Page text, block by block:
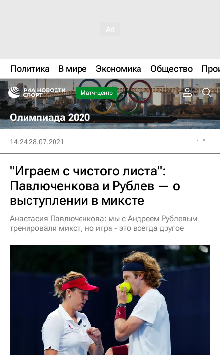
Политика В мире Экономика Общество
Матч-центр
Олимпиада 2020
14:24 28.07.2021
"Играем с чистого листа":
Павлюченкова и Рублев — о
выступлении в миксте
Анастасия Павлюченкова: мы с Андреем Рублевым
тренировали микст, но игра - это всегда другое